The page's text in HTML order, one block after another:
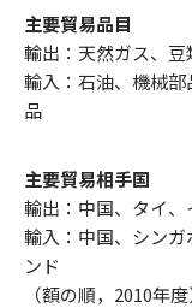
主要貿易品目
輸出：天然ガス、
輸入：石油、機械
品
主要貿易相手国
輸出：中国、タイ
輸入：中国、シン
ンド
（額の順，2010年度